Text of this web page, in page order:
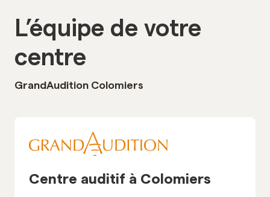
L’équipe de votre
centre
GrandAudition Colomiers
Centre auditif à Colomiers